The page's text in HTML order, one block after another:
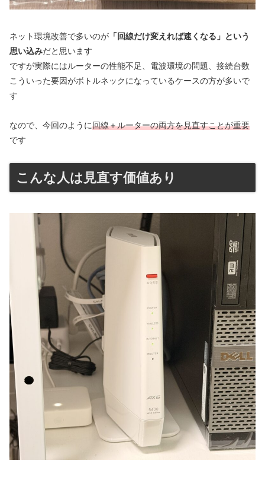
ネット環境改善で多いのが 「回線だけ変えれば速くなる」という
思い込みだと思います
ですが実際にはルーターの性能不足、電波環境の問題、接続台数
こういった要因がボトルネックになっているケースの方が多いで
す
なので、今回のように回線＋ルーターの両方を見直すことが重要
です
こんな人は見直す価値あり